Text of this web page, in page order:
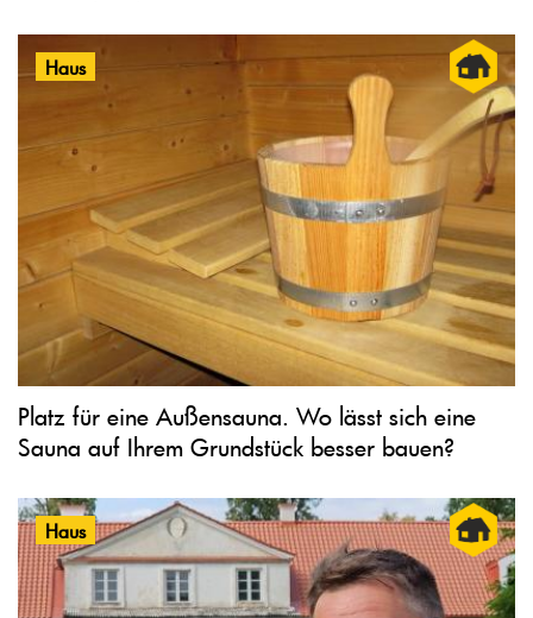
Haus
Platz für eine Außensauna. Wo lässt sich eine
Sauna auf Ihrem Grundstück besser bauen?
Haus